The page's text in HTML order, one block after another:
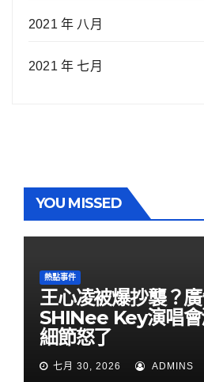
2021 年 八月
2021 年 七月
YOU MISSED
熱點事件
王心凌被爆抄襲？
SHINee Key演唱
細節怒了
七月 30, 2026 ADMINS